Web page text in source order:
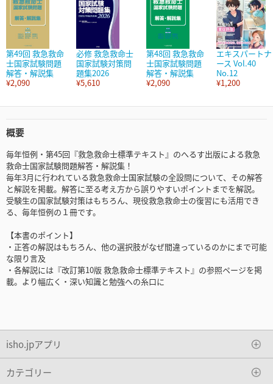
第49回 救急救命
士国家試験問題
解答・解説集
¥2,090
必修 救急救命士
国家試験対策問
題集2026
¥5,610
第48回 救急救命
士国家試験問題
解答・解説集
¥2,090
エキスパートナ
ース Vol.40
No.12
¥1,200
概要
毎年恒例・第45回『救急救命士標準テキスト』のへるす出版による救急
救命士国家試験問題解答・解説集！
毎年3月に行われている救急救命士国家試験の全設問について、その解答
と解説を掲載。解答に至る考え方から誤りやすいポイントまでを解説。
受験生の国家試験対策はもちろん、現役救急救命士の復習にも活用でき
る、毎年恒例の１冊です。
【本書のポイント】
・正答の解説はもちろん、他の選択肢がなぜ間違っているのかにまで可能
な限り言及
・各解説には『改訂第10版 救急救命士標準テキスト』の参照ページを掲
載。より幅広く・深い知識と勉強への糸口に
isho.jpアプリ
カテゴリー